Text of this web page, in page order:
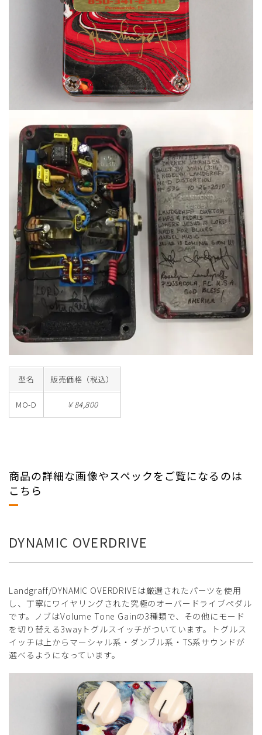
型名 販売価格（税込）
MO-D ￥84,800
商品の詳細な画像やスペックをご覧になるのは
こちら
DYNAMIC OVERDRIVE
Landgraff/DYNAMIC OVERDRIVEは厳選されたパーツを使用
し、丁寧にワイヤリングされた究極のオーバードライブペダル
です。ノブはVolume Tone Gainの3種類で、その他にモード
を切り替える3wayトグルスイッチがついています。トグルス
イッチは上からマーシャル系・ダンブル系・TS系サウンドが
選べるようになっています。